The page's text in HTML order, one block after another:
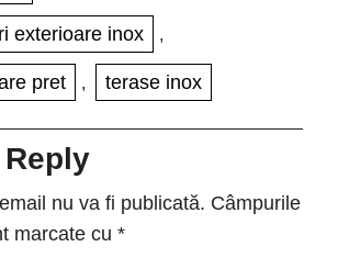
exterioare inox ,
pret , terase inox
nu va fi publicată. Câmpurile
marcate cu *